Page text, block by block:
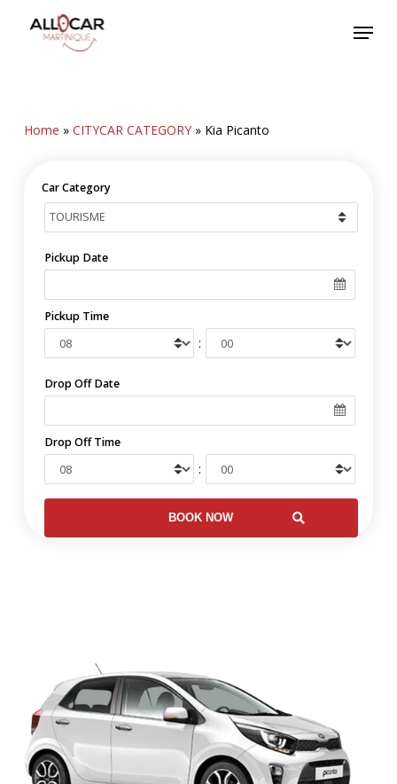
Menu
Home » CITYCAR CATEGORY» Kia Picanto
Car Category
Pickup Date
Pickup Time
:
Drop Off Date
Drop Off Time
: